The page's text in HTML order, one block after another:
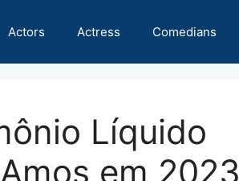
Actors Actress Comedians
Líquido
em 2023